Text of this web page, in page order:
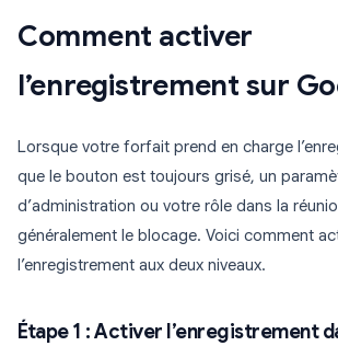
Comment activer
l’enregistrement sur
Lorsque votre forfait prend en charge
que le bouton est toujours grisé, un
d’administration ou votre rôle dans la
généralement le blocage. Voici comment
l’enregistrement aux deux niveaux.
Étape 1 : Activer l’enregistrement